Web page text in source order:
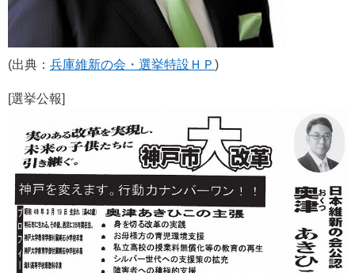
(出典： 兵庫維新の会・選挙特設ＨＰ )
[選挙公報]